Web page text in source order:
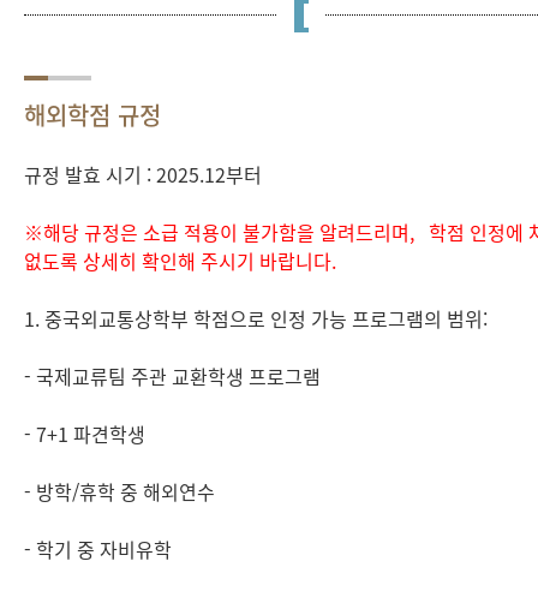
해외학점 규정
규정 발효 시기 : 2025.12부터
※해당 규정은 소급 적용이 불가함을 알려드리며, 학점 인정에
없도록 상세히 확인해 주시기 바랍니다.
1. 중국외교통상학부 학점으로 인정 가능 프로그램의 범위:
- 국제교류팀 주관 교환학생 프로그램
- 7+1 파견학생
- 방학/휴학 중 해외연수
- 학기 중 자비유학